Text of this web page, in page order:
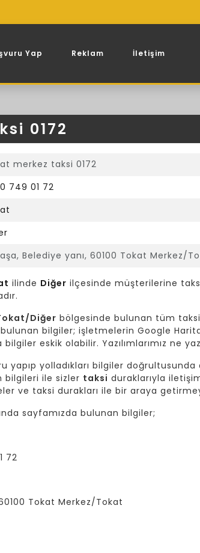
Yap Reklam İletişim
0172
merkez taksi 0172
749 01 72
Belediye yanı, 60100 Tokat Merkez/
ilinde Diğer ilçesinde müşterilerine
Diğer bölgesinde bulunan tüm
bilgiler; işletmelerin Google
bilgiler eskik olabilir. Yazılımlarımız ne
yapıp yolladıkları bilgiler
bilgileri ile sizler taksi duraklarıyla
ve taksi durakları ile bir araya
sayfamızda bulunan bilgiler;
72
Tokat Merkez/Tokat